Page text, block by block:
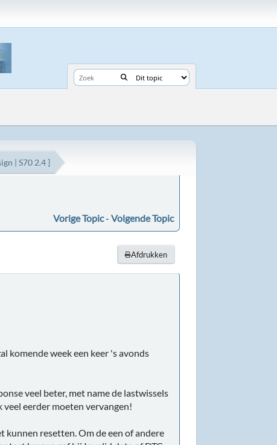
| S70 2.4 ]
Vorige Topic- Volgende Topic
Afdrukken
komende week een keer 's avonds
veel beter, met name de lastwissels
veel eerder moeten vervangen!
kunnen resetten. Om de een of andere